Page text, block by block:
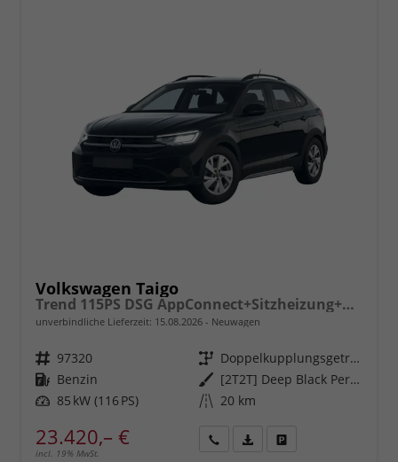
Volkswagen Taigo
Trend 115PS DSG AppConnect+Sitzheizung+PDC+Alu16+LED+DAB+FrontAssist
unverbindliche Lieferzeit: 15.08.2026 Neuwagen
Fahrzeugnr. 97320 Getriebe
Doppelkupplungsgetriebe (DSG)
Kraftstoff Benzin Außenfarbe
[2T2T] Deep Black Perleffekt
Leistung 85 kW (116 PS) Kilometerstand 20 km
23.420,– €
incl. 19% MwSt.